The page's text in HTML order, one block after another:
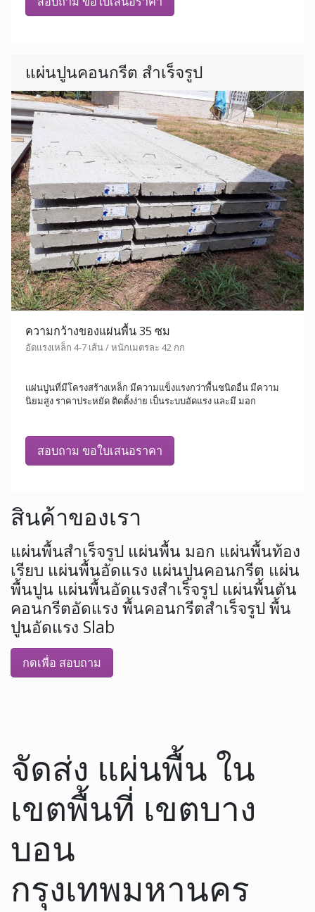
แผ่นปูนคอนกรีต สำเร็จรูป
ความกว้างของแผ่นพื้น 35 ซม
อัดแรงเหล็ก 4-7 เส้น / หนักเมตรละ 42 กก
แผ่นปูนที่มีโครงสร้างเหล็ก มีความแข็งแรงกว่าพื้นชนิดอื่น มีความ
นิยมสูง ราคาประหยัด ติดตั้งง่าย เป็นระบบอัดแรง และมี มอก
สอบถาม ขอใบเสนอราคา
สินค้าของเรา
แผ่นพื้นสำเร็จรูป แผ่นพื้น มอก แผ่นพื้นท้อง
เรียบ แผ่นพื้นอัดแรง แผ่นปูนคอนกรีต แผ่น
พื้นปูน แผ่นพื้นอัดแรงสำเร็จรูป แผ่นพื้นตัน
คอนกรีตอัดแรง พื้นคอนกรีตสำเร็จรูป พื้น
ปูนอัดแรง Slab
กดเพื่อ สอบถาม
จัดส่ง แผ่นพื้น ใน
เขตพื้นที่ เขตบาง
บอน
กรุงเทพมหานคร